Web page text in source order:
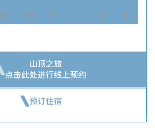
29 30 31 1 2 3
山顶之旅
点击此处进行线上预约
预订住宿